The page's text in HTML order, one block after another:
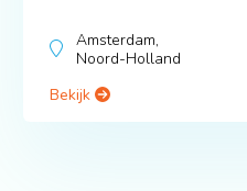
Amsterdam,
Noord-Holland
Bekijk